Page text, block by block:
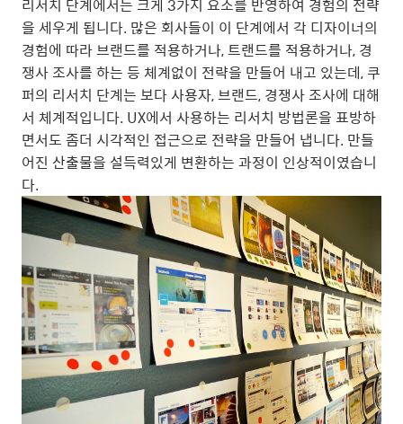
리서치 단계에서는 크게 3가지 요소를 반영하여 경험의 전략
을 세우게 됩니다. 많은 회사들이 이 단계에서 각 디자이너의
경험에 따라 브랜드를 적용하거나, 트랜드를 적용하거나, 경
쟁사 조사를 하는 등 체계없이 전략을 만들어 내고 있는데, 쿠
퍼의 리서치 단계는 보다 사용자, 브랜드, 경쟁사 조사에 대해
서 체계적입니다. UX에서 사용하는 리서치 방법론을 표방하
면서도 좀더 시각적인 접근으로 전략을 만들어 냅니다. 만들
어진 산출물을 설득력있게 변환하는 과정이 인상적이였습니
다.